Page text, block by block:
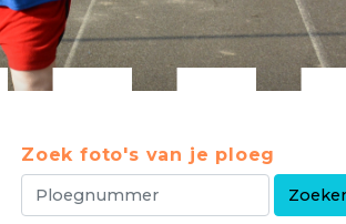
Zoek foto's van je ploeg